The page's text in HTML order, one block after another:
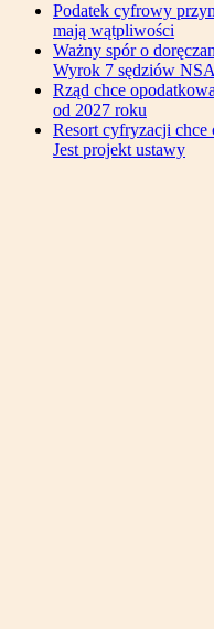
Podatek cyfrowy
mają wątpliwości
Ważny spór o
Wyrok 7 sędziów NSA
Rząd chce
od 2027 roku
Resort cyfryzacji
Jest projekt ustawy